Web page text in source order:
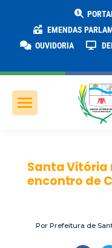
EMENDAS
OUVIDORIA
Santa Vitória
encontro de
PorPrefeitura de